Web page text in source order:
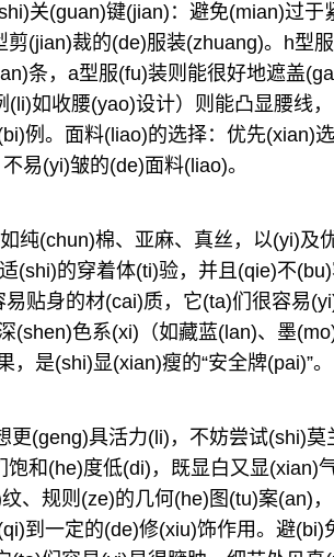
关(guan)键(jian)：避免(mian)过
剪(jian)裁的(de)服装(zhuang)。h型
条，a型服(fu)装则能很好地遮盖
(li)如收腰(yao)设计）则能凸显腰线
例。面料(liao)的选择：优先(xian)
易(yi)皱的(de)面料(liao)。
纯(chun)棉、亚麻、真丝，以(yi)及
(shi)的穿着体(ti)验，并且(qie)不
易贴身的材(cai)质，它(ta)们很容易
(shen)色系(xi)（如藏蓝(lan)、墨
，是(shi)显(xian)瘦的“安全牌(pai)”。
更(geng)具活力(li)，不妨尝试(shi)
饱和(he)度低(di)，既显白又显(xian)
、规则(ze)的几何(he)图(tu)案(an)
到一定的(de)修(xiu)饰作用。避